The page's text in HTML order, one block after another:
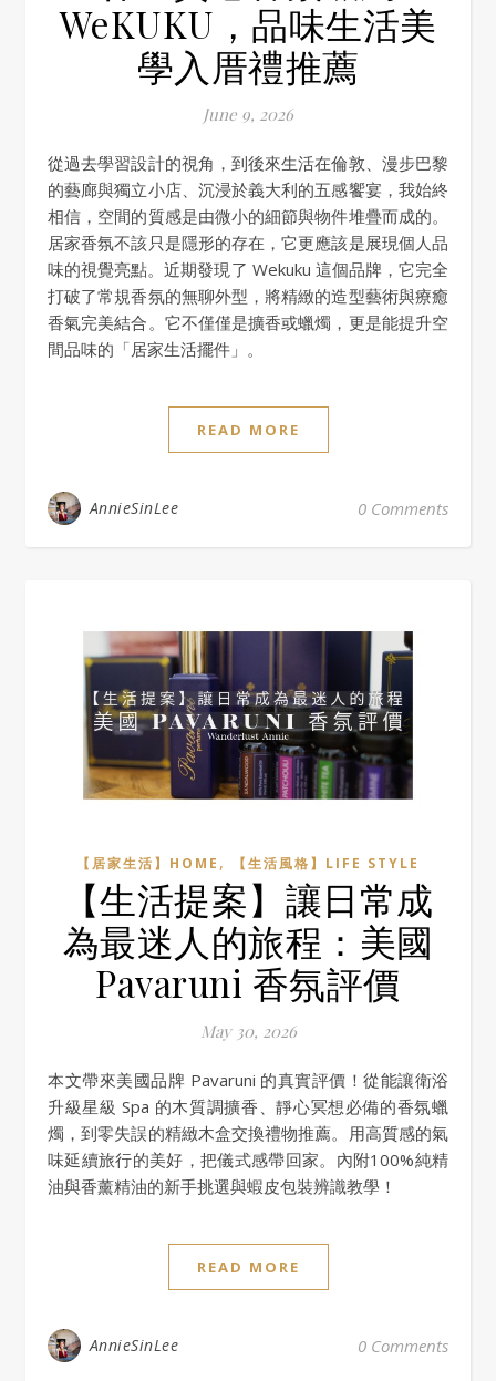
WeKUKU，品味生活美
學入厝禮推薦
June 9, 2026
從過去學習設計的視角，到後來生活在倫敦、漫步巴黎
的藝廊與獨立小店、沉浸於義大利的五感饗宴，我始終
相信，空間的質感是由微小的細節與物件堆疊而成的。
居家香氛不該只是隱形的存在，它更應該是展現個人品
味的視覺亮點。近期發現了 Wekuku 這個品牌，它完全
打破了常規香氛的無聊外型，將精緻的造型藝術與療癒
香氣完美結合。它不僅僅是擴香或蠟燭，更是能提升空
間品味的「居家生活擺件」。
READ MORE
AnnieSinLee 0 Comments
【居家生活】HOME , 【生活風格】LIFE STYLE
【生活提案】讓日常成
為最迷人的旅程：美國
Pavaruni 香氛評價
May 30, 2026
本文帶來美國品牌 Pavaruni 的真實評價！從能讓衛浴
升級星級 Spa 的木質調擴香、靜心冥想必備的香氛蠟
燭，到零失誤的精緻木盒交換禮物推薦。用高質感的氣
味延續旅行的美好，把儀式感帶回家。內附100%純精
油與香薰精油的新手挑選與蝦皮包裝辨識教學！
READ MORE
AnnieSinLee 0 Comments